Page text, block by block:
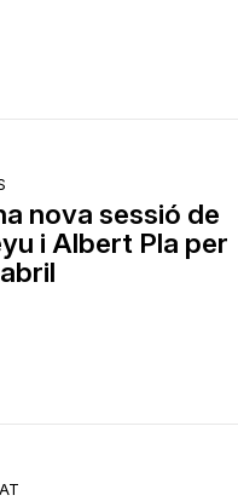
nova sessió de
i Albert Pla per